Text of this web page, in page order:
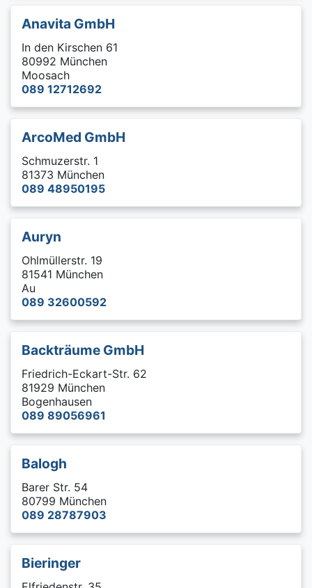
Anavita GmbH
In den Kirschen 61
80992 München
Moosach
089 12712692
ArcoMed GmbH
Schmuzerstr. 1
81373 München
089 48950195
Auryn
Ohlmüllerstr. 19
81541 München
Au
089 32600592
Backträume GmbH
Friedrich-Eckart-Str. 62
81929 München
Bogenhausen
089 89056961
Balogh
Barer Str. 54
80799 München
089 28787903
Bieringer